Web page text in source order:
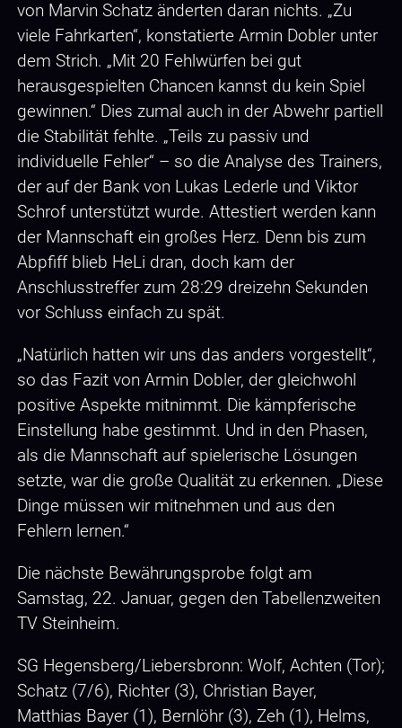
von Marvin Schatz änderten daran nichts. „Zu
viele Fahrkarten“, konstatierte Armin Dobler unter
dem Strich. „Mit 20 Fehlwürfen bei gut
herausgespielten Chancen kannst du kein Spiel
gewinnen.“ Dies zumal auch in der Abwehr partiell
die Stabilität fehlte. „Teils zu passiv und
individuelle Fehler“ – so die Analyse des Trainers,
der auf der Bank von Lukas Lederle und Viktor
Schrof unterstützt wurde. Attestiert werden kann
der Mannschaft ein großes Herz. Denn bis zum
Abpfiff blieb HeLi dran, doch kam der
Anschlusstreffer zum 28:29 dreizehn Sekunden
vor Schluss einfach zu spät.
„Natürlich hatten wir uns das anders vorgestellt“,
so das Fazit von Armin Dobler, der gleichwohl
positive Aspekte mitnimmt. Die kämpferische
Einstellung habe gestimmt. Und in den Phasen,
als die Mannschaft auf spielerische Lösungen
setzte, war die große Qualität zu erkennen. „Diese
Dinge müssen wir mitnehmen und aus den
Fehlern lernen.“
Die nächste Bewährungsprobe folgt am
Samstag, 22. Januar, gegen den Tabellenzweiten
TV Steinheim.
SG Hegensberg/Liebersbronn: Wolf, Achten (Tor);
Schatz (7/6), Richter (3), Christian Bayer,
Matthias Bayer (1), Bernlöhr (3), Zeh (1), Helms,